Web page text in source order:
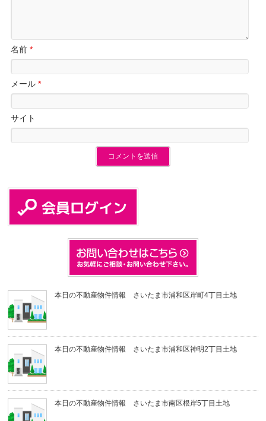
名前*
メール*
サイト
本日の不動産物件情報 さいたま市浦和区岸町4丁目土地
本日の不動産物件情報 さいたま市浦和区神明2丁目土地
本日の不動産物件情報 さいたま市南区根岸5丁目土地